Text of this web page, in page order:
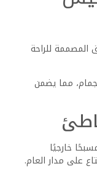
مجموعة متنوعة
ودروس
خاص وعروضًا
إلى